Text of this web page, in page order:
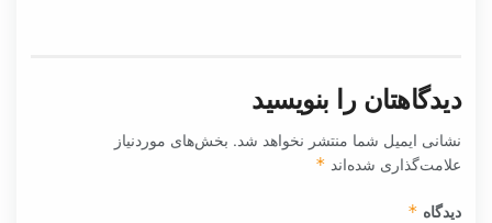
دیدگاهتان را بنویسید
نشانی ایمیل شما منتشر نخواهد شد. بخش‌های موردنیاز
علامت‌گذاری شده‌اند *
دیدگاه *